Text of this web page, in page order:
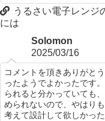
うるさい電子レンジ
には
Solomon
2025/03/16
コメントを頂きありがと
ったようでよかったです
られると分かっていても
められないので、やはり
考えて設計して欲しかっ